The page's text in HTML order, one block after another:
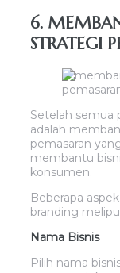
6.
STRATEGI
Setelah semua
adalah
pemasaran
membantu
konsumen.
Beberapa
branding
Nama Bisnis
Pilih nama